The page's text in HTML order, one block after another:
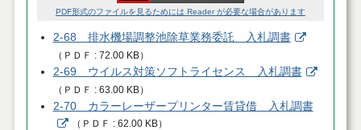
PDF形式のファイルを見るためには Reader が必要な場合があります
2-68 排水機場調整池除草業務委託 入札調書
（ ＰＤＦ 72.00 KB）
2-69 ウイルス対策ソフトライセンス 入札調書
（ ＰＤＦ 63.00 KB）
2-70 カラーレーザープリンター賃貸借 入札調書
（ ＰＤＦ 62.00 KB）